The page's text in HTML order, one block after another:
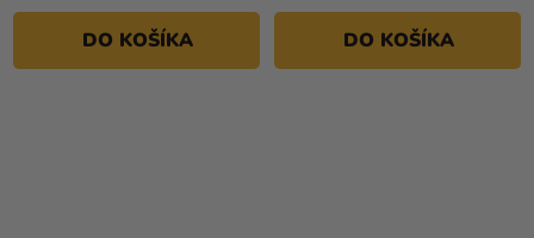
DO KOŠÍKA DO KOŠÍKA